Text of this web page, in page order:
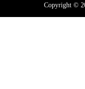
Copyright ©